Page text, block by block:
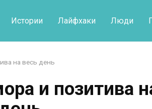
Истории Лайфхаки Люди
на весь день
и позитива